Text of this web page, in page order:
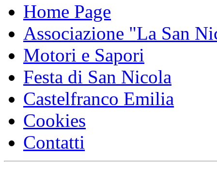
Home Page
Associazione "La San
Motori e Sapori
Festa di San Nicola
Castelfranco Emilia
Cookies
Contatti